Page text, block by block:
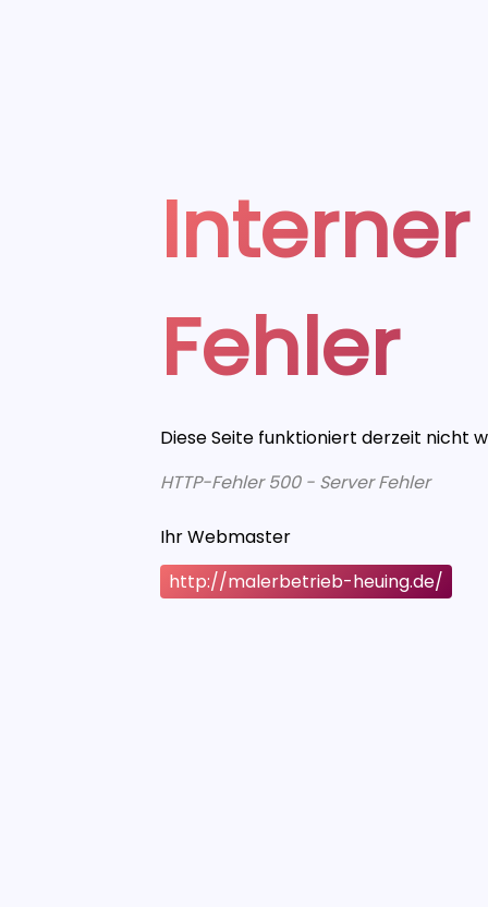
Fehler
Diese Seite funktioniert derzeit nicht
HTTP-Fehler 500 - Server Fehler
Ihr Webmaster
http://malerbetrieb-heuing.de/